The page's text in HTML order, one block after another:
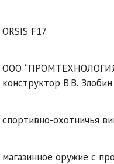
ORSIS F17
ООО
конструктор В.В. Злобин
спортивно-охотничья
магазинное оружие с